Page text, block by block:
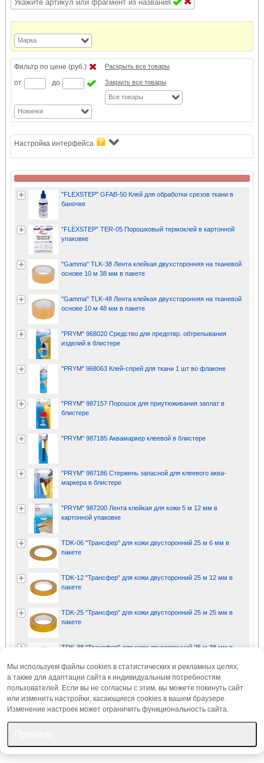
Марка
Фильтр по цене (руб.)
от
до
Раскрыть все товары
Закрыть все товары
Все товары
Новинки
Настройка интерфейса
"FLEXSTEP" GFAB-50 Клей для обработки срезов ткани в
баночке
"FLEXSTEP" TER-05 Порошковый термоклей в картонной
упаковке
"Gamma" TLK-38 Лента клейкая двухсторонняя на тканевой
основе 10 м 38 мм в пакете
"Gamma" TLK-48 Лента клейкая двухсторонняя на тканевой
основе 10 м 48 мм в пакете
"PRYM" 968020 Средство для предотвр. обтрепывания
изделий в блистере
"PRYM" 968063 Клей-спрей для ткани 1 шт во флаконе
"PRYM" 987157 Порошок для приутюживания заплат в
блистере
"PRYM" 987185 Аквамаркер клеевой в блистере
"PRYM" 987186 Стержень запасной для клеевого аква-
маркера в блистере
"PRYM" 987200 Лента клейкая для кожи 5 м 12 мм в
картонной упаковке
TDK-06 "Трансфер" для кожи двусторонний 25 м 6 мм в
пакете
TDK-12 "Трансфер" для кожи двусторонний 25 м 12 мм в
пакете
TDK-25 "Трансфер" для кожи двусторонний 25 м 25 мм в
пакете
TDK-38 "Трансфер" для кожи двусторонний 25 м 38 мм в
TDK-48 "Трансфер" для кожи двусторонний 25 м 48 мм в
пакете
Мы используем файлы cookies в статистических и рекламных целях,
а также для адаптации сайта к индивидуальным потребностям
пользователей. Если вы не согласны с этим, вы можете покинуть сайт
или изменить настройки, касающиеся cookies в вашем браузере.
Изменение настроек может ограничить функциональность сайта.